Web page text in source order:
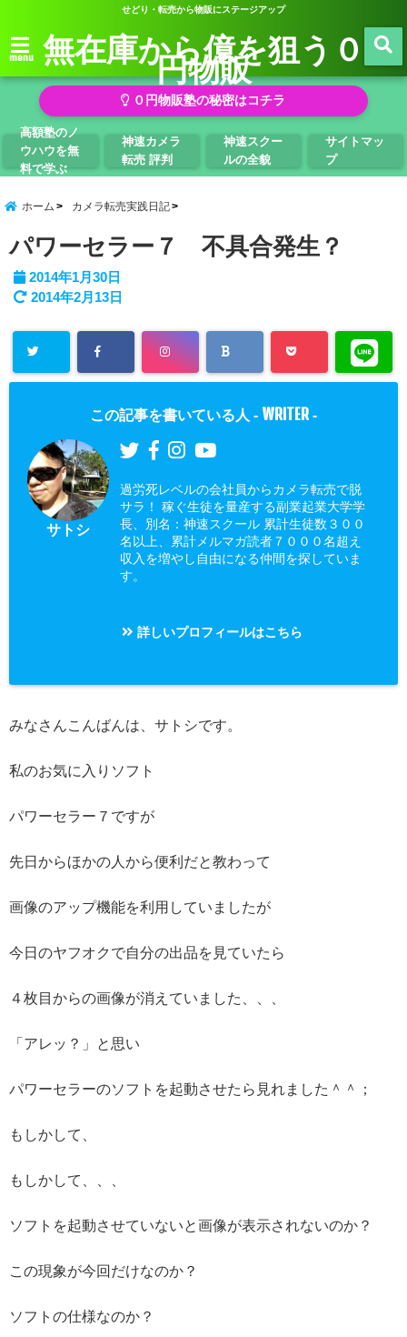
せどり・転売から物販にステージアップ
menu 無在庫から億を狙う０
円物販
０円物販塾の秘密はコチラ
高額塾のノ
ウハウを無
料で学ぶ
神速カメラ
転売 評判
神速スクー
ルの全貌
サイトマッ
プ
ホーム カメラ転売実践日記
パワーセラー７ 不具合発生？
2014年1月30日
2014年2月13日
この記事を書いている人 - WRITER -
サトシ
過労死レベルの会社員からカメラ転売で脱
サラ！ 稼ぐ生徒を量産する副業起業大学学
長、別名：神速スクール 累計生徒数３００
名以上、累計メルマガ読者７０００名超え
収入を増やし自由になる仲間を探していま
す。
詳しいプロフィールはこちら
みなさんこんばんは、サトシです。
私のお気に入りソフト
パワーセラー７ですが
先日からほかの人から便利だと教わって
画像のアップ機能を利用していましたが
今日のヤフオクで自分の出品を見ていたら
４枚目からの画像が消えていました、、、
「アレッ？」と思い
パワーセラーのソフトを起動させたら見れました＾＾；
もしかして、
もしかして、、、
ソフトを起動させていないと画像が表示されないのか？
この現象が今回だけなのか？
ソフトの仕様なのか？